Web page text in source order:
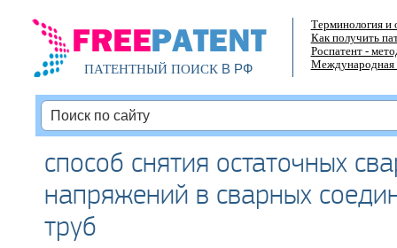
ПАТЕНТНЫЙ ПОИСКВ РФ
Терминология и
Как получить
Роспатент -
Международная
способ снятия остаточных
напряжений в сварных
труб